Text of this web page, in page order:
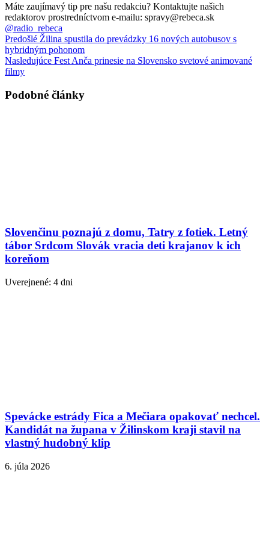
Máte zaujímavý tip pre našu redakciu? Kontaktujte našich
redaktorov prostredníctvom e-mailu: spravy@rebeca.sk
@radio_rebeca
Predošlé Žilina spustila do prevádzky 16 nových autobusov s
hybridným pohonom
Nasledujúce Fest Anča prinesie na Slovensko svetové animované
filmy
Podobné články
Slovenčinu poznajú z domu, Tatry z fotiek. Letný
tábor Srdcom Slovák vracia deti krajanov k ich
koreňom
Uverejnené: 4 dni
Spevácke estrády Fica a Mečiara opakovať nechcel.
Kandidát na župana v Žilinskom kraji stavil na
vlastný hudobný klip
6. júla 2026